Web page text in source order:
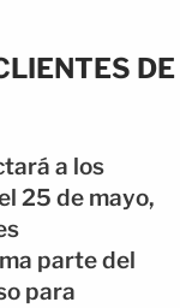
DE
a los
25 de mayo,
parte del
para